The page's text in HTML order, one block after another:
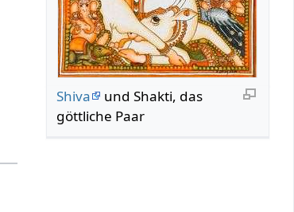
Shiva
und Shakti, das
göttliche Paar